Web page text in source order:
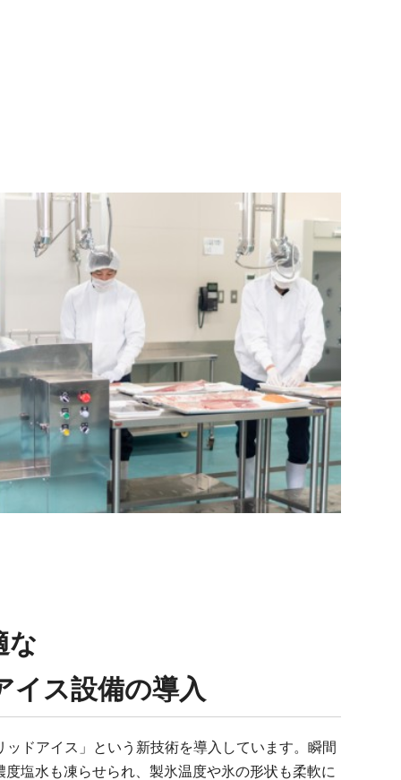
な
イス設備の導入
ドアイス」という新技術を導入しています。瞬間
塩水も凍らせられ、製氷温度や氷の形状も柔軟に